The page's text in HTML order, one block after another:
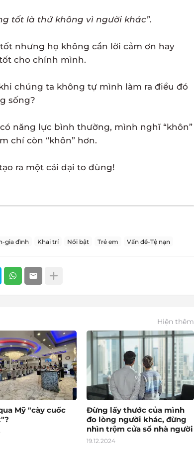
tốt là thứ không vì người khác”.
nhưng họ không cần lời cảm ơn hay
cho chính mình.
chúng ta không tự mình làm ra điều đó
sống?
năng lực bình thường, mình nghĩ “khôn”
chí còn “khôn” hơn.
ra một cái dại to đùng!
gia đình Khai trí Nổi bật Trẻ em Vấn đề-Tệ nạn
Hiện thêm
Mỹ "cày cuốc
Đừng lấy thước của mình
đo lòng người khác, đừng
nhìn trộm cửa sổ nhà người
19.12.2024